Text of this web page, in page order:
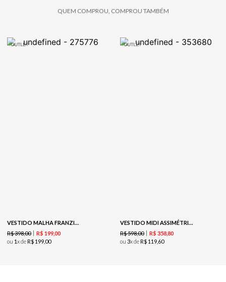
QUEM COMPROU, COMPROU TAMBÉM
VESTIDO MALHA FRANZIDO - BRANCO
R$398,00 R$ 19900
ou 1x deR$ 199 00
VESTIDO MIDI ASSIMÉTRICO - EST BLUR
R$598,00 R$ 35880
ou 3x deR$ 119 60